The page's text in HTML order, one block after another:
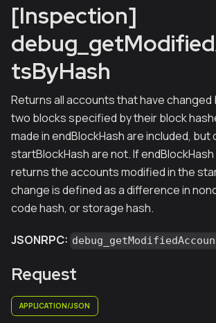
[Inspection]
tsByHash
Returns all accounts that have
two blocks specified by their block
made in endBlockHash are included, but
startBlockHash are not. If
returns the accounts modified in the
change is defined as a difference in
code hash, or storage hash.
JSONRPC:
Request
APPLICATION/JSON